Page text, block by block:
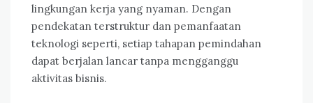
lingkungan kerja yang nyaman. Dengan
pendekatan terstruktur dan pemanfaatan
teknologi seperti, setiap tahapan pemindahan
dapat berjalan lancar tanpa mengganggu
aktivitas bisnis.